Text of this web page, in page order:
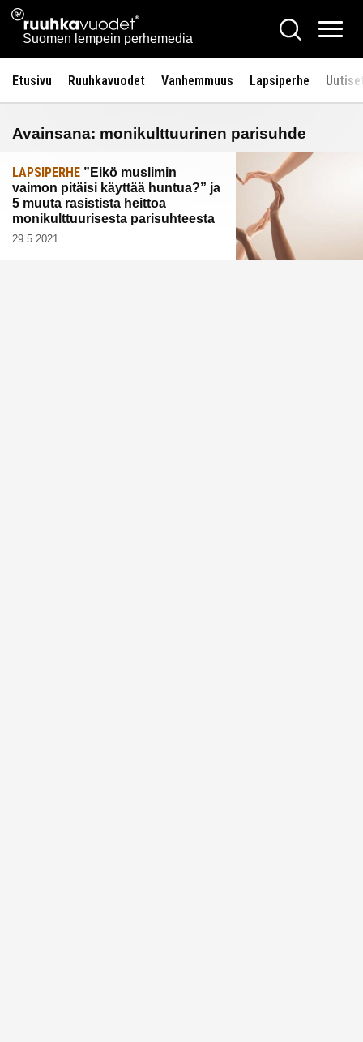
Siirry
sisältöön
Ruuhkavuodet.fi
Suomen lempein perhemedia
Hae
Etusivu Ruuhkavuodet Vanhemmuus Lapsiperhe
Avainsana: monikulttuurinen parisuhde
LAPSIPERHE ”Eikö muslimin
vaimon pitäisi käyttää huntua?” ja
5 muuta rasistista heittoa
monikulttuurisesta parisuhteesta
29.5.2021